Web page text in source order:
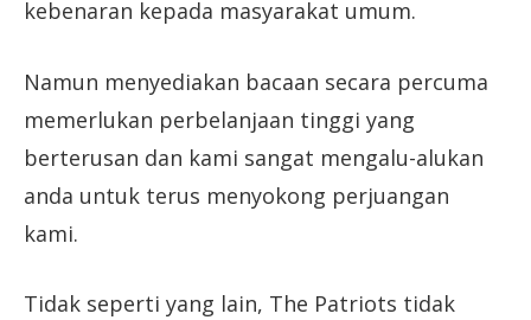
kebenaran kepada masyarakat umum.
Namun menyediakan bacaan secara percuma
memerlukan perbelanjaan tinggi yang
berterusan dan kami sangat mengalu-alukan
anda untuk terus menyokong perjuangan
kami.
Tidak seperti yang lain, The Patriots tidak